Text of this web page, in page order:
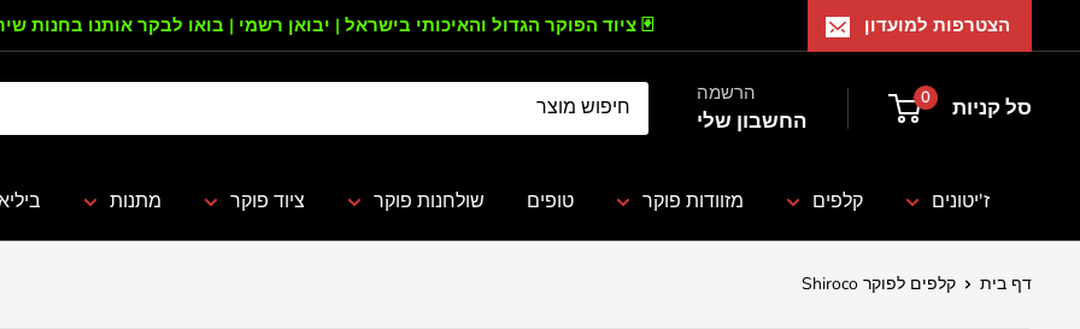
🃏 ציוד הפוקר הגדול והאיכותי בישראל | יבואן רשמי | בואו לבקר אותנו בחנות הצטרפות למועדון
הרשמה
החשבון שלי
0 סל קניות
ז'יטונים קלפים מזוודות פוקר טופים שולחנות פוקר ציוד פוקר מתנות
דף בית קלפים לפוקר Shiroco